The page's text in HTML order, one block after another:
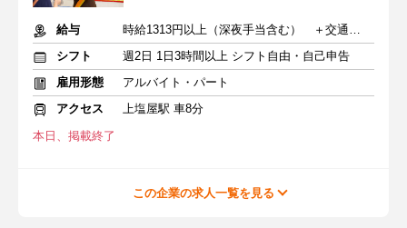
給与
時給1313円以上（深夜手当含む） ＋交通費支給
シフト
週2日 1日3時間以上 シフト自由・自己申告
雇用形態
アルバイト・パート
アクセス
上塩屋駅 車8分
本日、掲載終了
この企業の求人一覧を見る